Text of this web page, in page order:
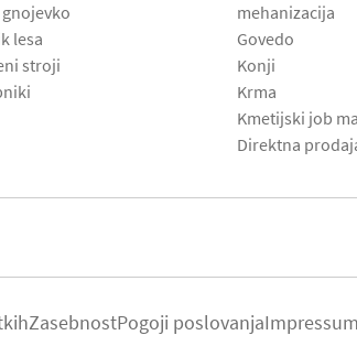
gnojevko
lesa
stroji
mehanizacija
Govedo
Konji
Krma
Kmetijski job
Direktna
ZasebnostPogoji poslovanjaImpressum